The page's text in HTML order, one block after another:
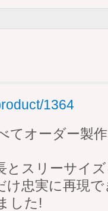
1364
てオーダー製
とスリーサイ
忠実に再現
した!